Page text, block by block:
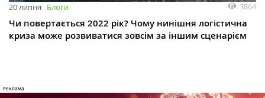
20 липня Блоги 3864
Чи повертається 2022 рік? Чому нинішня логістична
криза може розвиватися зовсім за іншим сценарієм